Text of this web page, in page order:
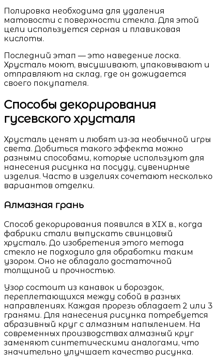
Полировка необходима для удаления
матовости с поверхности стекла. Для этой
цели используется серная и плавиковая
кислоты.
Последний этап — это наведение лоска.
Хрусталь моют, высушивают, упаковывают и
отправляют на склад, где он дожидается
своего покупателя.
Способы декорирования
гусевского хрусталя
Хрусталь ценят и любят из-за необычной игры
света. Добиться такого эффекта можно
разными способами, которые используют для
нанесения рисунка на посуду, сувенирные
изделия. Часто в изделиях сочетают несколько
вариантов отделки.
Алмазная грань
Способ декорирования появился в XIX в., когда
фабрики стали выпускать свинцовый
хрусталь. До изобретения этого метода
стекло не подходило для обработки таким
узором. Оно не обладало достаточной
толщиной и прочностью.
Узор состоит из канавок и бороздок,
переплетающихся между собой в разных
направлениях. Каждая прорезь обладает 2 или 3
гранями. Для нанесения рисунка потребуется
абразивный круг с алмазным напылением. На
современных производствах алмазный круг
заменяют синтетическими аналогами, что
значительно улучшает качество рисунка.